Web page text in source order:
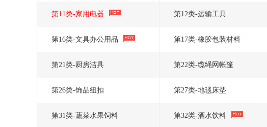
第11类-家用电器 第12类-运输工具
第16类-文具办公用品 第17类-橡胶包装材料
第21类-厨房洁具 第22类-缆绳网帐篷
第26类-饰品纽扣 第27类-地毯床垫
第31类-蔬菜水果饲料 第32类-酒水饮料